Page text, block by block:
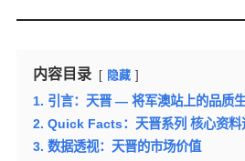
内容目录 隐藏
1. 引言：天晋 — 将军澳站上的品质
2. Quick Facts：天晋系列 核心资料
3. 数据透视：天晋的市场价值